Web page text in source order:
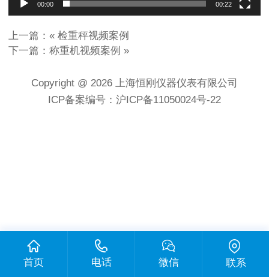
00:00 00:22
上一篇：« 检重秤视频案例
下一篇： 称重机视频案例 »
Copyright @ 2026 上海恒刚仪器仪表有限公司
ICP备案编号：沪ICP备11050024号-22
首页 电话 微信 联系